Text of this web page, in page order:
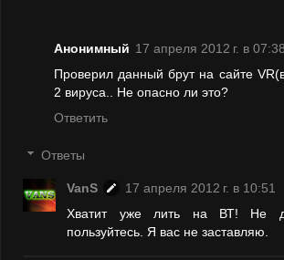
Анонимный 17 апреля 2012 г. в 07:38
Проверил данный брут на сайте
2 вируса.. Не опасно ли это?
Ответить
Ответы
VanS
17 апреля 2012 г. в 10:51
Хватит уже лить на ВТ! Не
пользуйтесь. Я вас не заставляю.